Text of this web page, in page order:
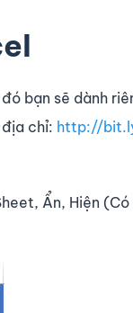
bạn sẽ dành
chỉ: http://
Ẩn, Hiện